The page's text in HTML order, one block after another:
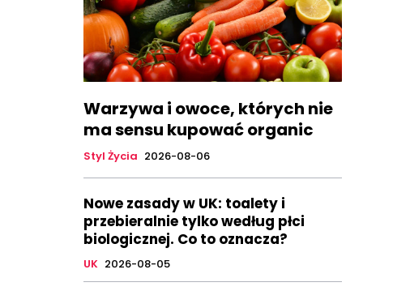
Warzywa i owoce, których nie
ma sensu kupować organic
Styl Życia 2026-08-06
Nowe zasady w UK: toalety i
przebieralnie tylko według płci
biologicznej. Co to oznacza?
UK 2026-08-05